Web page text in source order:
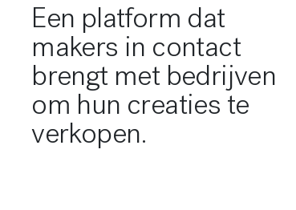
Een platform dat
makers in contact
brengt met bedrijven
om hun creaties te
verkopen.